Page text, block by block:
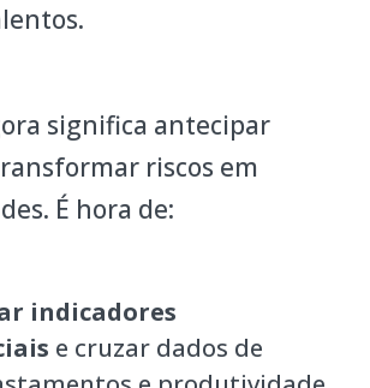
significa antecipar
riscos em
É hora de:
indicadores
e cruzar dados de